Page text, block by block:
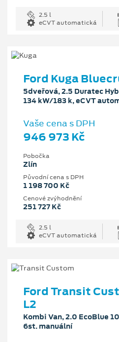
2.5 l
eCVT automatická
Ford Kuga
5dveřová, 2.5 Duratec
134 kW/183 k, eCVT
Vaše cena s DPH
946 973 Kč
Pobočka
Zlín
Původní cena s DPH
1 198 700 Kč
Cenové zvýhodnění
251 727 Kč
2.5 l
eCVT automatická
Ford Transit
L2
Kombi Van, 2.0 EcoBlue
6st. manuální